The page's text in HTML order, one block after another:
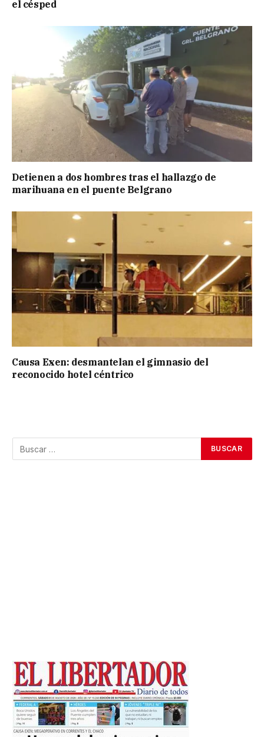
el césped
Detienen a dos hombres tras el hallazgo de
marihuana en el puente Belgrano
Causa Exen: desmantelan el gimnasio del
reconocido hotel céntrico